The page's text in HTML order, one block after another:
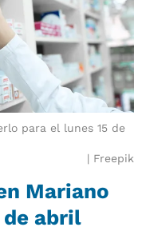
para el lunes 15 de
Freepik
Mariano
de abril